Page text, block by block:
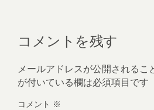
コメントを残す
メールアドレスが公開されるこ
が付いている欄は必須項目です
コメント ※